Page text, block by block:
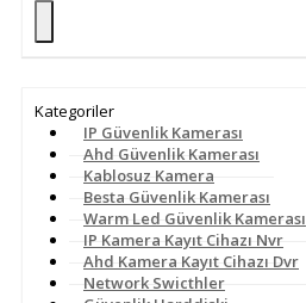
Kategoriler
IP Güvenlik Kamerası
Ahd Güvenlik Kamerası
Kablosuz Kamera
Besta Güvenlik Kamerası
Warm Led Güvenlik Kamerası
IP Kamera Kayıt Cihazı Nvr
Ahd Kamera Kayıt Cihazı Dvr
Network Swicthler